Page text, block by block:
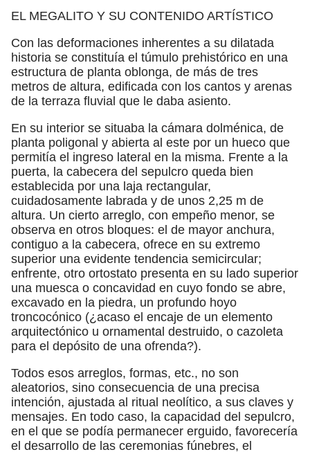
EL MEGALITO Y SU CONTENIDO ARTÍSTICO
Con las deformaciones inherentes a su dilatada
historia se constituía el túmulo prehistórico en una
estructura de planta oblonga, de más de tres
metros de altura, edificada con los cantos y arenas
de la terraza fluvial que le daba asiento.
En su interior se situaba la cámara dolménica, de
planta poligonal y abierta al este por un hueco que
permitía el ingreso lateral en la misma. Frente a la
puerta, la cabecera del sepulcro queda bien
establecida por una laja rectangular,
cuidadosamente labrada y de unos 2,25 m de
altura. Un cierto arreglo, con empeño menor, se
observa en otros bloques: el de mayor anchura,
contiguo a la cabecera, ofrece en su extremo
superior una evidente tendencia semicircular;
enfrente, otro ortostato presenta en su lado superior
una muesca o concavidad en cuyo fondo se abre,
excavado en la piedra, un profundo hoyo
troncocónico (¿acaso el encaje de un elemento
arquitectónico u ornamental destruido, o cazoleta
para el depósito de una ofrenda?).
Todos esos arreglos, formas, etc., no son
aleatorios, sino consecuencia de una precisa
intención, ajustada al ritual neolítico, a sus claves y
mensajes. En todo caso, la capacidad del sepulcro,
en el que se podía permanecer erguido, favorecería
el desarrollo de las ceremonias fúnebres, el